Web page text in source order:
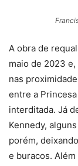
A obra de
maio de 2023
nas
entre a
interditada. Já
Kennedy,
porém,
e buracos.